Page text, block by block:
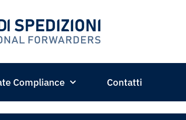
Compliance Contatti